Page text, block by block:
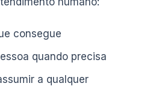
consegue
quando precisa
a qualquer